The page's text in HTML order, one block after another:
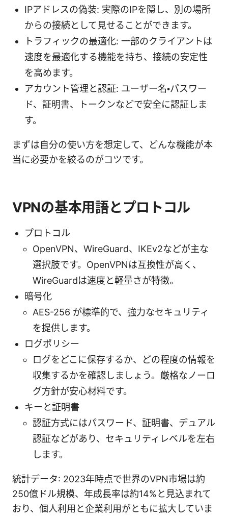
IPアドレスの偽装: 実際のIPを隠し、別の場所
からの接続として見せることができます。
トラフィックの最適化: 一部のクライアントは
速度を最適化する機能を持ち、接続の安定性
を高めます。
アカウント管理と認証: ユーザー名・パスワー
ド、証明書、トークンなどで安全に認証しま
す。
まずは自分の使い方を想定して、どんな機能が本
当に必要かを絞るのがコツです。
VPNの基本用語とプロトコル
プロトコル
OpenVPN、WireGuard、IKEv2などが主な
選択肢です。OpenVPNは互換性が高く、
WireGuardは速度と軽量さが特徴。
暗号化
AES-256 が標準的で、強力なセキュリティ
を提供します。
ログポリシー
ログをどこに保存するか、どの程度の情報を
収集するかを確認しましょう。厳格なノーロ
グ方針が安心材料です。
キーと証明書
認証方式にはパスワード、証明書、デュアル
認証などがあり、セキュリティレベルを左右
します。
統計データ: 2023年時点で世界のVPN市場は約
250億ドル規模、年成長率は約14%と見込まれて
おり、個人利用と企業利用がともに拡大していま